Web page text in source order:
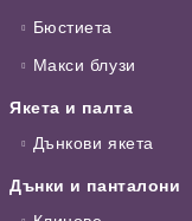
Бюстиета
Макси блузи
Якета и палта
Дънкови якета
Дънки и панталони